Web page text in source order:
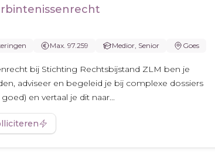
Max. 97.259 Medior, Senior Goes
bij Stichting Rechtsbijstand ZLM ben je
adviseer en begeleid je bij complexe dossiers
en vertaal je dit naar...